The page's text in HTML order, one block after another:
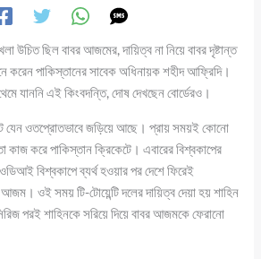
উচিত ছিল বাবর আজমের, দায়িত্ব না নিয়ে বাবর দৃষ্টান্ত
করেন পাকিস্তানের সাবেক অধিনায়ক শহীদ আফ্রিদি।
যাননি এই কিংবদন্তি, দোষ দেখছেন বোর্ডেরও।
যেন ওতপ্রোতভাবে জড়িয়ে আছে। প্রায় সময়ই কোনো
কাজ করে পাকিস্তান ক্রিকেটে। এবারের বিশ্বকাপের
বিশ্বকাপে ব্যর্থ হওয়ার পর দেশে ফিরেই
ওই সময় টি-টোয়েন্টি দলের দায়িত্ব দেয়া হয় শাহিন
পরই শাহিনকে সরিয়ে দিয়ে বাবর আজমকে ফেরানো